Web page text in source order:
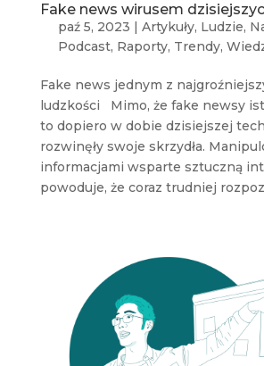
Fake news wirusem
paź 5, 2023 | Artykuły, Ludzie,
Podcast, Raporty, Trendy,
Fake news jednym z
ludzkości Mimo, że fake newsy
to dopiero w dobie dzisiejszej
rozwinęły swoje skrzydła.
informacjami wsparte sztuczną
powoduje, że coraz trudniej